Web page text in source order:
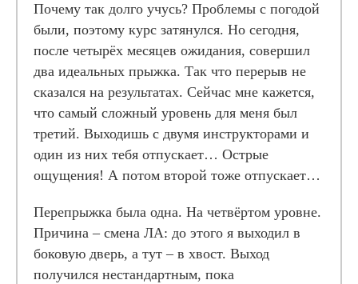
Почему так долго учусь? Проблемы с погодой
были, поэтому курс затянулся. Но сегодня,
после четырёх месяцев ожидания, совершил
два идеальных прыжка. Так что перерыв не
сказался на результатах. Сейчас мне кажется,
что самый сложный уровень для меня был
третий. Выходишь с двумя инструкторами и
один из них тебя отпускает… Острые
ощущения! А потом второй тоже отпускает…
Перепрыжка была одна. На четвёртом уровне.
Причина – смена ЛА: до этого я выходил в
боковую дверь, а тут – в хвост. Выход
получился нестандартным, пока